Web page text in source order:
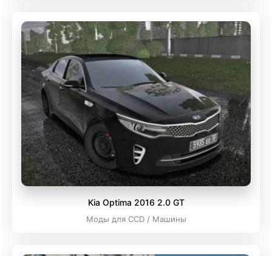
Kia Optima 2016 2.0 GT
Моды для CCD / Машины